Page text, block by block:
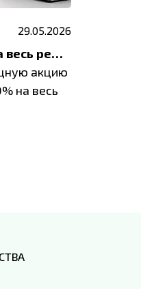
29.05.2026
Акция: до -30% на весь ремонт техники Apple
акцию
на весь